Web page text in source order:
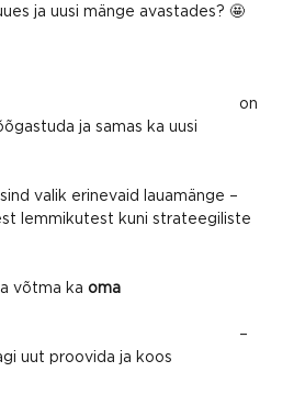
ja uusi mänge avastades? 🤩
ja samas ka uusi
valik erinevaid lauamänge –
lemmikutest kuni strateegiliste
võtma ka oma
uut proovida ja koos